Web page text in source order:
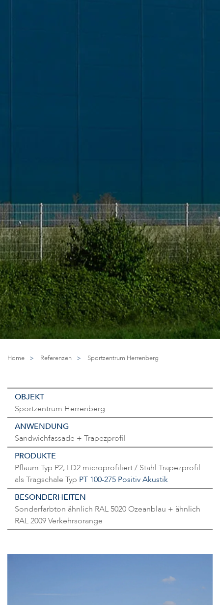
Home > Referenzen > Sportzentrum Herrenberg
OBJEKT
Sportzentrum Herrenberg
ANWENDUNG
Sandwichfassade + Trapezprofil
PRODUKTE
Pflaum Typ P2, LD2 microprofiliert / Stahl Trapezprofil
als Tragschale Typ PT 100-275 Positiv Akustik
BESONDERHEITEN
Sonderfarbton ähnlich RAL 5020 Ozeanblau + ähnlich
RAL 2009 Verkehrsorange